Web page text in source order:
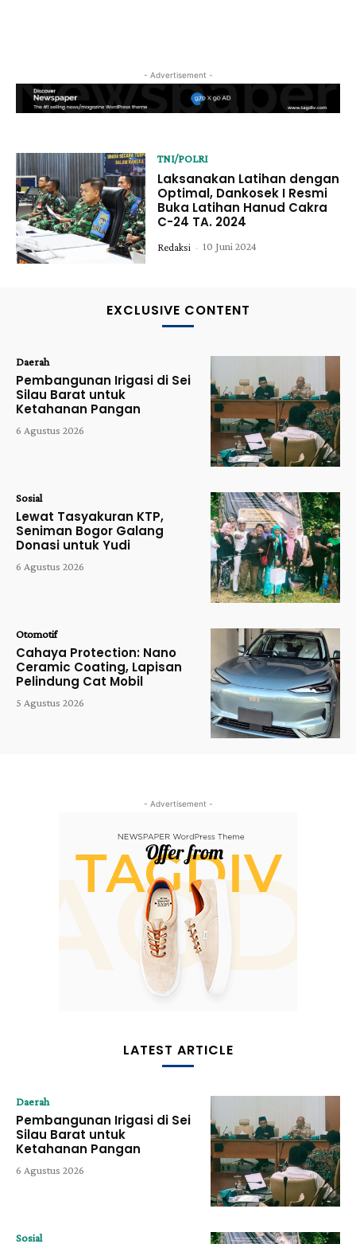
- Advertisement -
TNI/POLRI
Laksanakan Latihan dengan
Optimal, Dankosek I Resmi
Buka Latihan Hanud Cakra
C-24 TA. 2024
Redaksi - 10 Juni 2024
EXCLUSIVE CONTENT
Daerah
Pembangunan Irigasi di Sei
Silau Barat untuk
Ketahanan Pangan
6 Agustus 2026
Sosial
Lewat Tasyakuran KTP,
Seniman Bogor Galang
Donasi untuk Yudi
6 Agustus 2026
Otomotif
Cahaya Protection: Nano
Ceramic Coating, Lapisan
Pelindung Cat Mobil
5 Agustus 2026
- Advertisement -
LATEST ARTICLE
Daerah
Pembangunan Irigasi di Sei
Silau Barat untuk
Ketahanan Pangan
6 Agustus 2026
Sosial